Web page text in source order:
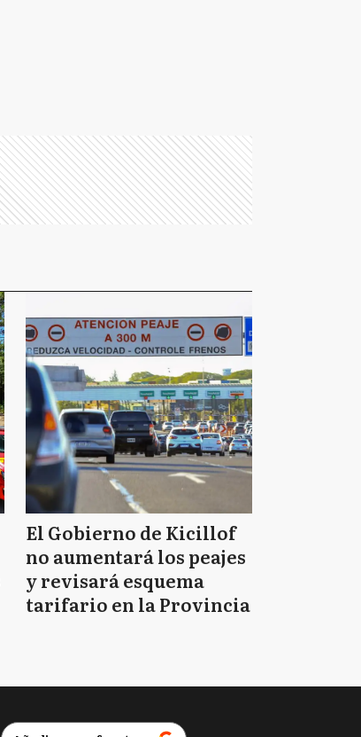
El Gobierno de Kicillof
no aumentará los peajes
y revisará esquema
tarifario en la Provincia